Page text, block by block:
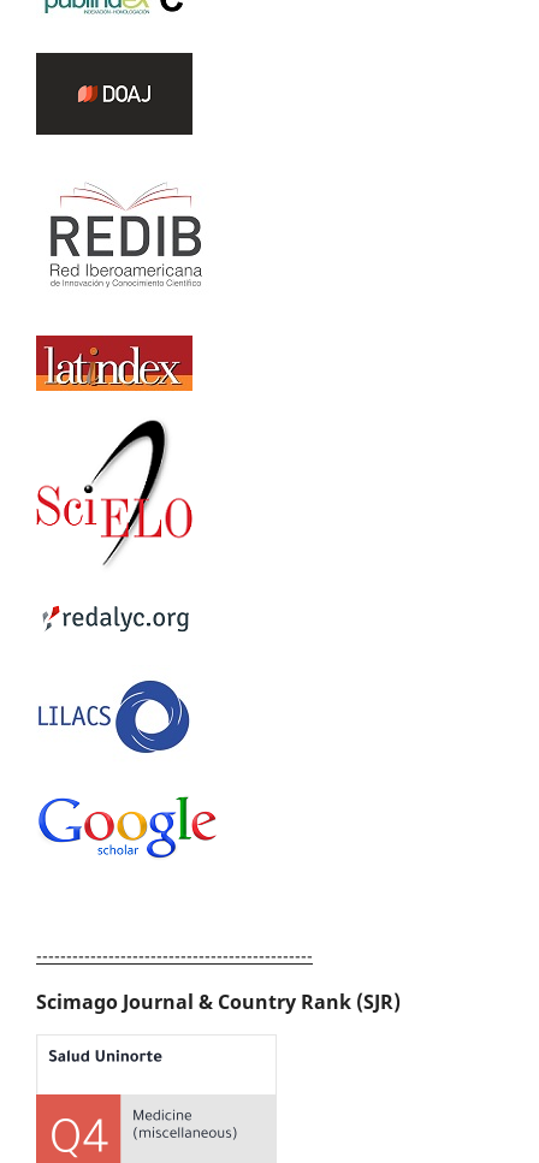
----------------------------------------------
Scimago Journal & Country Rank (SJR)